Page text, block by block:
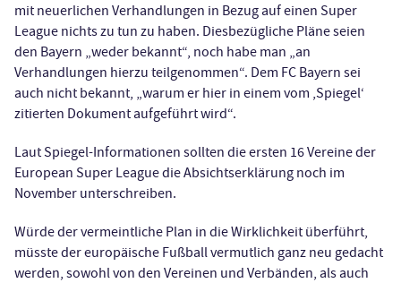
mit neuerlichen Verhandlungen in Bezug auf einen Super
League nichts zu tun zu haben. Diesbezügliche Pläne seien
den Bayern „weder bekannt“, noch habe man „an
Verhandlungen hierzu teilgenommen“. Dem FC Bayern sei
auch nicht bekannt, „warum er hier in einem vom ,Spiegel‘
zitierten Dokument aufgeführt wird“.
Laut Spiegel-Informationen sollten die ersten 16 Vereine der
European Super League die Absichtserklärung noch im
November unterschreiben.
Würde der vermeintliche Plan in die Wirklichkeit überführt,
müsste der europäische Fußball vermutlich ganz neu gedacht
werden, sowohl von den Vereinen und Verbänden, als auch